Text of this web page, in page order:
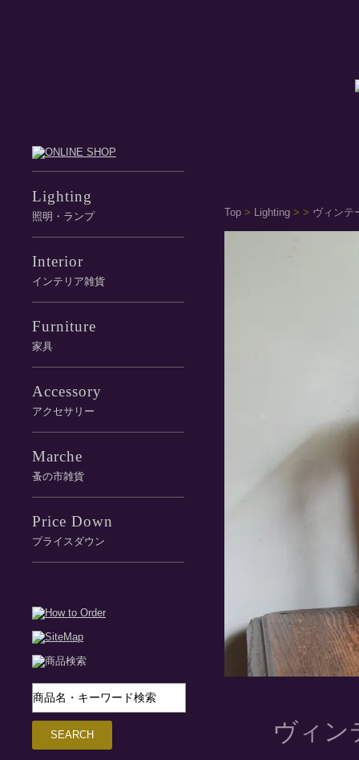
Top > Lighting > > ヴィンテ
ヴィン
Lighting
照明・ランプ
Interior
インテリア雑貨
Furniture
家具
Accessory
アクセサリー
Marche
蚤の市雑貨
Price Down
プライスダウン